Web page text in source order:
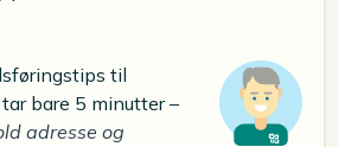
til
bare 5 minutter –
adresse og